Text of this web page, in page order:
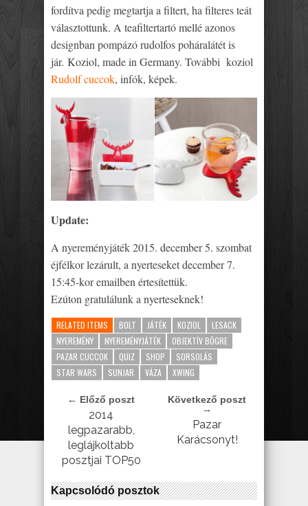
fordítva pedig megtartja a filtert, ha filteres teát
választottunk. A teafiltertartó mellé azonos
designban pompázó rudolfos poháralátét is
jár. Koziol, made in Germany. További koziol
Rudolf cuccok, infók, képek.
Update:
A nyereményjáték 2015. december 5. szombat
éjfélkor lezárult, a nyerteseket december 7.
15:45-kor emailben értesítettük.
Ezúton gratulálunk a nyerteseknek!
RELATED ITEMS BOLT JÁTÉK KOZIOL
LESACK
NYEREMÉNY
NYEREMÉNYJÁTÉK
OBJEKTÍV BÖGRE
PAZAR CUCCOK
QUIZ SHOP
SORSOLÁS
STAR WARS
SUNJAR VÁZA XWING
← Előző poszt
2014
legpazarabb,
leglájkoltabb
posztjai TOP50
Következő poszt
→
Pazar
Karácsonyt!
Kapcsolódó posztok